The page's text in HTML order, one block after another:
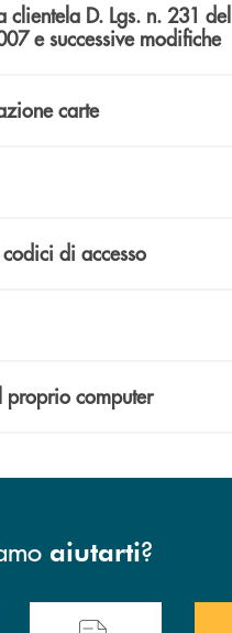
clientela D. Lgs. n. 231
e successive modifiche
carte
di accesso
proprio computer
aiutarti?
a teHai bisogno di assistenza